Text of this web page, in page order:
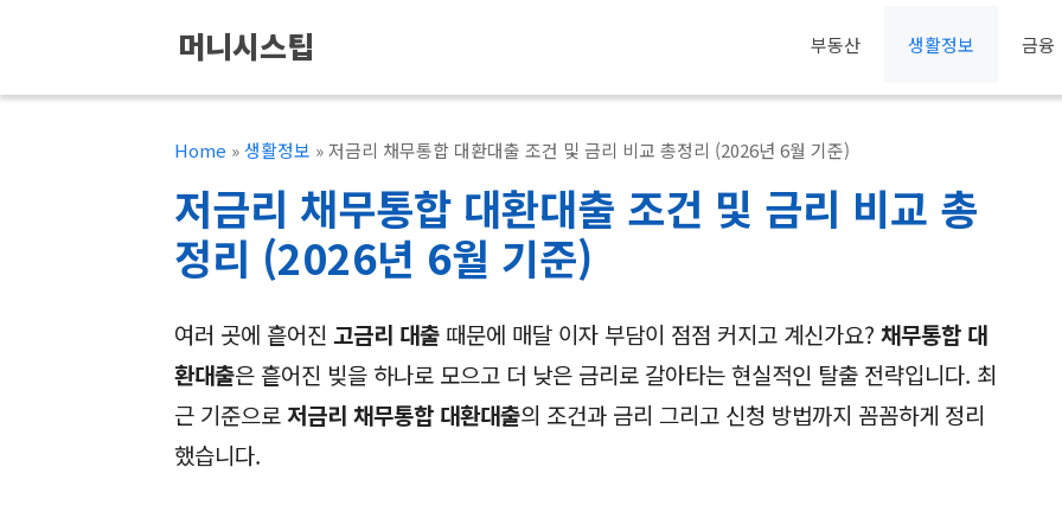
츠
머니시스팁 부동산 생활정보 금융
Home »생활정보 »저금리 채무통합 대환대출 조건 및 금리 비교 총정리 (2026년 6월 기준)
저금리 채무통합 대환대출 조건 및 금리 비교 총
정리 (2026년 6월 기준)
여러 곳에 흩어진 고금리 대출 때문에 매달 이자 부담이 점점 커지고 계신가요? 채무통합 대
환대출은 흩어진 빚을 하나로 모으고 더 낮은 금리로 갈아타는 현실적인 탈출 전략입니다. 최
근 기준으로 저금리 채무통합 대환대출의 조건과 금리 그리고 신청 방법까지 꼼꼼하게 정리
했습니다.